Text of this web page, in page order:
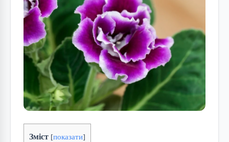
Зміст [показати]